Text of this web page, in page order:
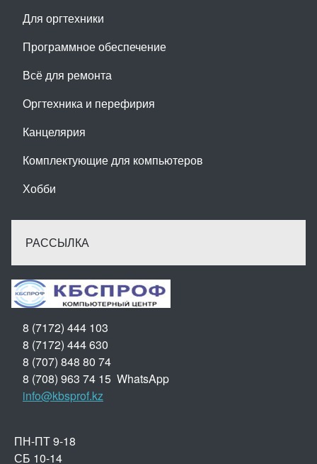
Для оргтехники
Программное обеспечение
Всё для ремонта
Оргтехника и перефирия
Канцелярия
Комплектующие для компьютеров
Хобби
РАССЫЛКА
8 (7172) 444 103
8 (7172) 444 630
8 (707) 848 80 74
8 (708) 963 74 15 WhatsApp
info@kbsprof.kz
ПН-ПТ 9-18
СБ 10-14